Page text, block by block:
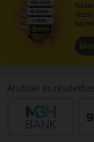
Áruhitel és